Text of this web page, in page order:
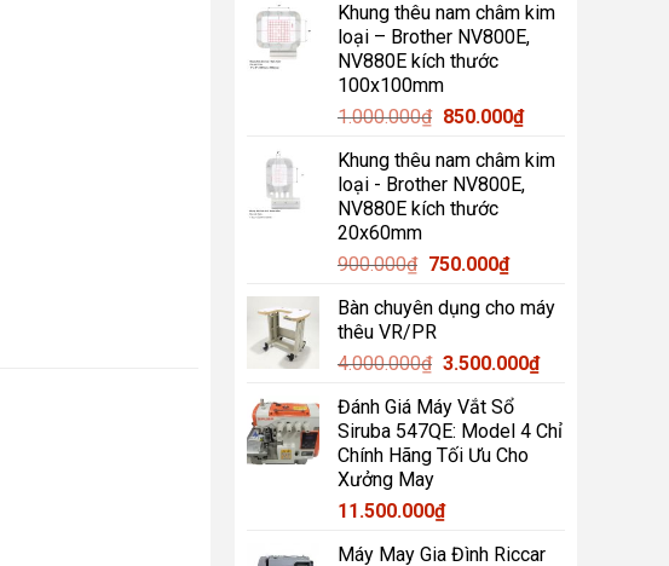
là:
1.200.000₫.
tại
Khung thêu nam châm kim
loại – Brother NV800E,
NV880E kích thước
100x100mm
1.000.000₫ Giá
là:
1.000.000₫.
850.000₫Giá
tại
là:
Khung thêu nam châm kim
loại - Brother NV800E,
NV880E kích thước
20x60mm
900.000₫ Giá
là:
900.000₫.
750.000₫Giá
tại
750.000₫.
Bàn chuyên dụng cho máy
thêu VR/PR
4.000.000₫ Giá
là:
4.000.000₫.
3.500.000₫Giá
là:
Đánh Giá Máy Vắt Sổ
Siruba 547QE: Model 4 Chỉ
Chính Hãng Tối Ưu Cho
Xưởng May
11.500.000₫
Máy May Gia Đình Riccar